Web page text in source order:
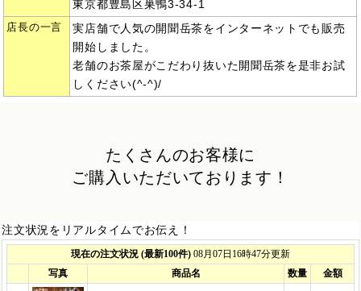
東京都豊島区巣鴨3-34-1
店長の一言
実店舗で人気の開聞岳茶をインターネットでも販売
開始しました。
老舗のお茶屋がこだわり抜いた開聞岳茶を是非お試
しください(^-^)/
たくさんのお客様に
ご購入いただいております！
注文状況をリアルタイムでお伝え！